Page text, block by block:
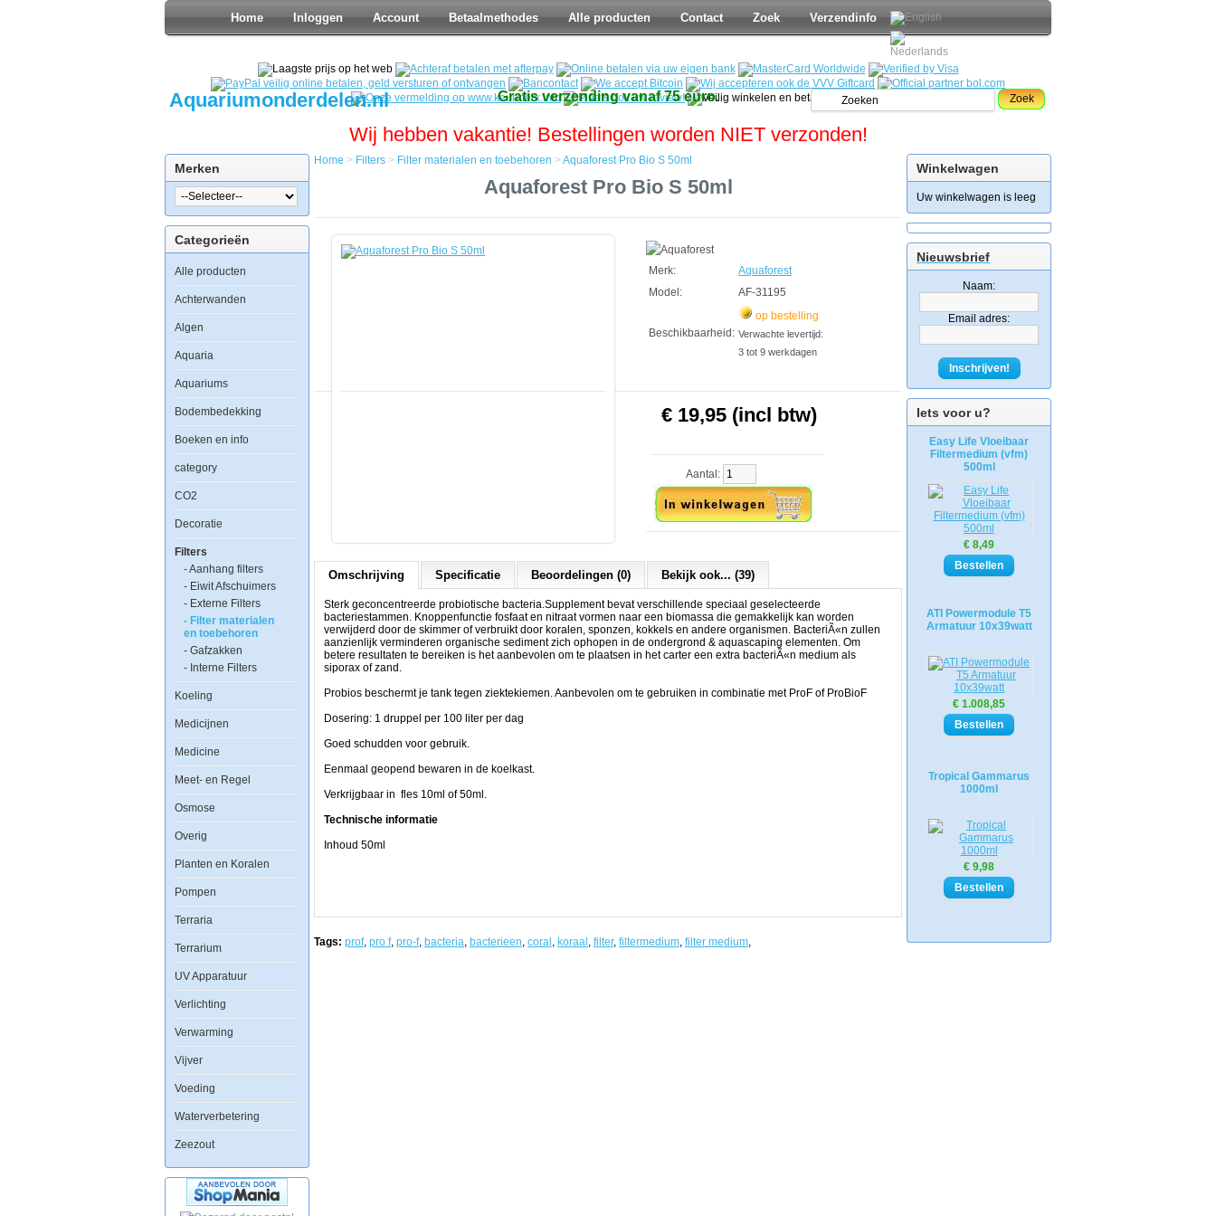
Home Inloggen Account Betaalmethodes Alle producten Contact Zoek Verzendinfo
Aquariumonderdelen.nl Gratis verzending vanaf 75 euro. Zoek
Wij hebben vakantie! Bestellingen worden NIET verzonden!
Merken
Categorieën
Alle producten
Achterwanden
Algen
Aquaria
Aquariums
Bodembedekking
Boeken en info
category
CO2
Decoratie
Filters
- Aanhang filters
- Eiwit Afschuimers
- Externe Filters
- Filter materialen
en toebehoren
- Gafzakken
- Interne Filters
Koeling
Medicijnen
Medicine
Meet- en Regel
Osmose
Overig
Planten en Koralen
Pompen
Terraria
Terrarium
UV Apparatuur
Verlichting
Verwarming
Vijver
Voeding
Waterverbetering
Zeezout
Winkelwagen
Uw winkelwagen is leeg
Nieuwsbrief
Naam:
Email adres:
Inschrijven!
Iets voor u?
Easy Life Vloeibaar
Filtermedium (vfm)
500ml
€ 8,49
ATI Powermodule T5
Armatuur 10x39watt
€ 1.008,85
Tropical Gammarus
1000ml
€ 9,98
materialen
en
toebehoren
probiotische
verschillende
geselecteerde
bacteriestammen.
Knoppenfunctie
fosfaat
en
nitraat
naar
biomassa
gemakkelijk
worden
door
skimmer
verbruikt
andere
BacteriÃÂ«n
Home > Filters > Filter materialen en toebehoren > Aquaforest Pro Bio S 50ml
Aquaforest Pro Bio S 50ml
Merk:
Aquaforest
Model:
AF-31195
Beschikbaarheid:
op bestelling
Verwachte levertijd:
3 tot 9 werkdagen
€ 19,95 (incl btw)
Aantal:
Omschrijving Specificatie Beoordelingen (0) Bekijk ook... (39)
Sterk geconcentreerde probiotische bacteria.Supplement bevat verschillende speciaal geselecteerde
bacteriestammen. Knoppenfunctie fosfaat en nitraat vormen naar een biomassa die gemakkelijk kan worden
verwijderd door de skimmer of verbruikt door koralen, sponzen, kokkels en andere organismen. BacteriÃ«n zullen
aanzienlijk verminderen organische sediment zich ophopen in de ondergrond & aquascaping elementen. Om
betere resultaten te bereiken is het aanbevolen om te plaatsen in het carter een extra bacteriÃ«n medium als
siporax of zand.
Probios beschermt je tank tegen ziektekiemen. Aanbevolen om te gebruiken in combinatie met ProF of ProBioF
Dosering: 1 druppel per 100 liter per dag
Goed schudden voor gebruik.
Eenmaal geopend bewaren in de koelkast.
Verkrijgbaar in fles 10ml of 50ml.
Technische informatie
Inhoud 50ml
Tags: prof, pro f, pro-f, bacteria, bacterieen, coral , koraal , filter, filtermedium, filter medium,